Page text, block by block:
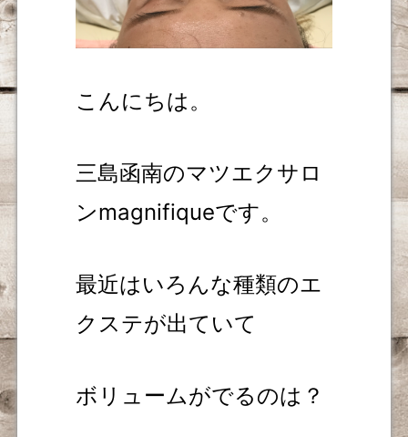
こんにちは。
三島函南のマツエクサロ
ンmagnifiqueです。
最近はいろんな種類のエ
クステが出ていて
ボリュームがでるのは？